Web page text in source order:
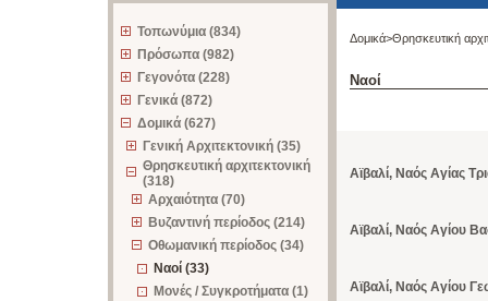
Τοπωνύμια (834)
Πρόσωπα (982)
Γεγονότα (228)
Γενικά (872)
Δομικά (627)
Γενική Αρχιτεκτονική (35)
Θρησκευτική αρχιτεκτονική
(318)
Αρχαιότητα (70)
Βυζαντινή περίοδος (214)
Οθωμανική περίοδος (34)
Ναοί (33)
Μονές / Συγκροτήματα (1)
Δομικά>Θρησκευτική
Ναοί
Αϊβαλί, Ναός Αγίας
Αϊβαλί, Ναός Αγίου
Αϊβαλί, Ναός Αγίου